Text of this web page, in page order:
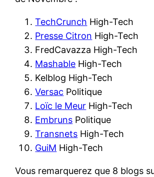
TechCrunch High-Tech
Presse Citron High-Tech
FredCavazza High-Tech
Mashable High-Tech
Kelblog High-Tech
Versac Politique
Loïc le Meur High-Tech
Embruns Politique
Transnets High-Tech
GuiM High-Tech
Vous remarquerez que 8 blogs